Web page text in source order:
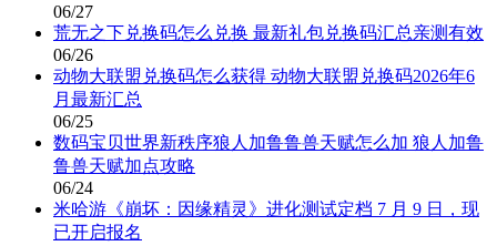
06/27
荒无之下兑换码怎么兑换 最新礼包兑换码汇总亲测有效
06/26
动物大联盟兑换码怎么获得 动物大联盟兑换码2026年6
月最新汇总
06/25
数码宝贝世界新秩序狼人加鲁鲁兽天赋怎么加 狼人加鲁
鲁兽天赋加点攻略
06/24
米哈游《崩坏：因缘精灵》进化测试定档 7 月 9 日，现
已开启报名